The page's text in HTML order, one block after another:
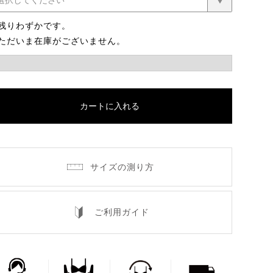
りわずかです。
だいま在庫がございません。
カートに入れる
サイズの測り方
ご利用ガイド